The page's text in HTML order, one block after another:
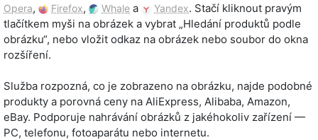
Opera, Firefox, Whale a Yandex. Stačí kliknout pravým
tlačítkem myši na obrázek a vybrat „Hledání produktů podle
obrázku“, nebo vložit odkaz na obrázek nebo soubor do okna
rozšíření.
Služba rozpozná, co je zobrazeno na obrázku, najde podobné
produkty a porovná ceny na AliExpress, Alibaba, Amazon,
eBay. Podporuje nahrávání obrázků z jakéhokoliv zařízení —
PC, telefonu, fotoaparátu nebo internetu.